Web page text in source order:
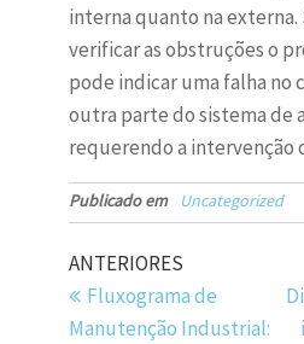
interna quanto na externa.
verificar as obstruções o
pode indicar uma falha no
outra parte do sistema de
requerendo a intervenção
Publicado em Uncategorized
ANTERIORES
Fluxograma de
Manutenção Industrial: